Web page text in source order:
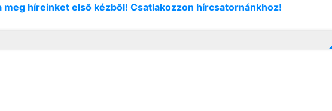
meg híreinket első kézből! Csatlakozzon hírcsatornánkhoz!